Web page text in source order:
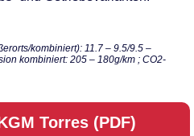
kombiniert): 11.7 – 9.5/9.5 –
kom­bi­niert: 205 – 180g/km ; CO2-
Tor­res (PDF)